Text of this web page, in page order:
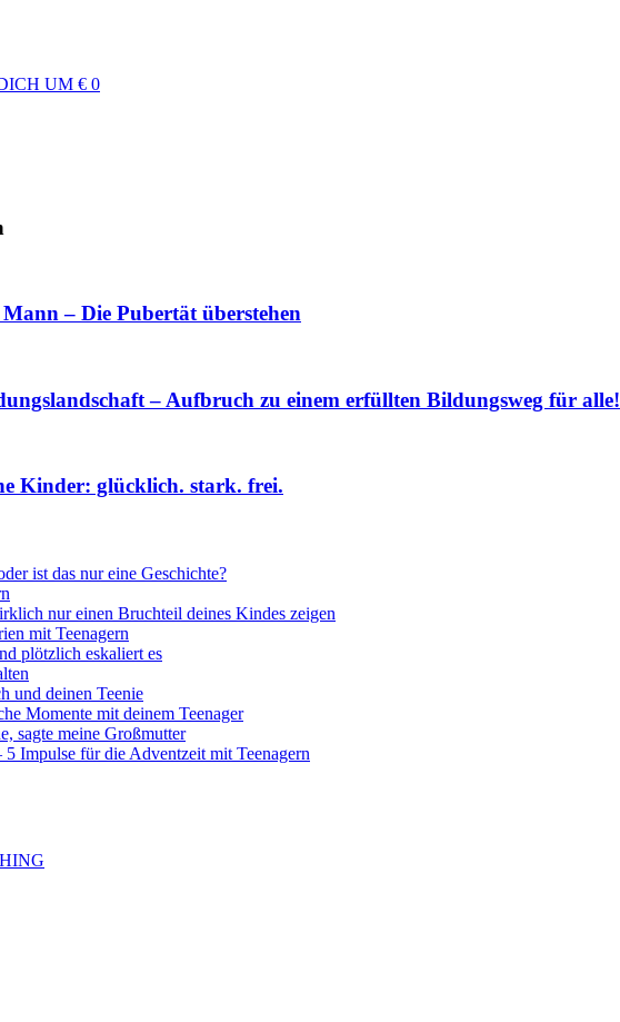
UM € 0
– Die Pubertät überstehen
– Aufbruch zu einem erfüllten Bildungsweg für alle!
Kinder: glücklich. stark. frei.
ist das nur eine Geschichte?
nur einen Bruchteil deines Kindes zeigen
mit Teenagern
plötzlich eskaliert es
und deinen Teenie
Momente mit deinem Teenager
sagte meine Großmutter
Impulse für die Adventzeit mit Teenagern